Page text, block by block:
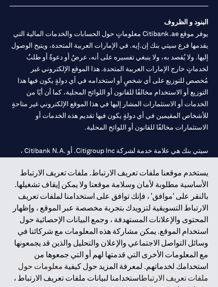
يستخدم موقعنا ملفات تعريف الارتباط. ملفات تعريف الارتباط
الأساسية مطلوبة لأمان وسلامة موقعنا ولا يمكن إيقاف تشغيلها.
بالنقر على 'موافق' ، فإنك توافق على استخدامنا لملفات تعريف
الارتباط التسويقية لتزويدك بتجربة مخصصة عبر الموقع ، وإظهار
المحتوى والإعلانات المستهدفة ، وجمع البيانات الإحصائية حول
استخدام الموقع. يمكن مشاركة هذه المعلومات مع شركائنا في
وسائل التواصل الاجتماعي والإعلان والتحليل والذين قد يجمعونها
مع المعلومات الأخرى التي قدمتها لهم أو التي جمعوها من
استخدامك لخدماتهم. لمعرفة المزيد حول كيفية معلومات حول
ملفات تعريف الارتباطاستخدامنا لبيانات ملفات تعريف الارتباط ،
البنود و الظروف
يوفر موقع Citibank.ae معلوماتٍ حول الحسابات والخدمات المالية التي
يقدمها فرع سيتي بنك إن.إيه. في الإمارات العربية المتحدة، ويتيح الوصول
إليها. ولا يُقصد به، ولا ينبغي تفسيره على أنه، عرضٌ أو دعوةٌ أو طلبٌ
لخدماتٍ خارج الإمارات العربية المتحدة. هذا الموقع الإلكتروني غير
مُخصص للتوزيع على أي شخصٍ أو استخدامه في أي دولةٍ يكون فيها هذا
التوزيع أو الاستخدام مخالفًا للقانون أو اللوائح المحلية، كما أن أيًا من
الخدمات أو الاستثمارات المشار إليها في هذا الموقع الإلكتروني غير متاحةٍ
للأشخاص المقيمين في أي دولةٍ يكون فيها تقديم هذه الخدمات أو
الاستثمارات مخالفًا للقانون أو اللوائح المحلية.
سيتي بنك هي علامة خدمة لشركة Citigroup Inc. أو .Citibank N.A ،
سيتي بنك إن. إيه. الإمارات مسجل لدى مصرف الإمارات المركزي تحت
أرقام التراخيص 202563 لفرع الوصل في دبي، 531989 لفرع مول
الإمارات في دبي، وCN-1002019لفرع أبوظبي. هاتف: 4000 311 04.
فرع سيتي بنك إن إيه - الإمارات العربية المتحدة مرخص من مصرف
الإمارات العربية المتحدة المركزي كفرع لبنك أجنبي.
سيتي بنك إن إيه الإمارات العربية المتحدة مرخص من هيئة الأوراق المالية
والسلع في الإمارات العربية المتحدة ("SCA") للقيام بالنشاط المالي لـ أ)
الاستشارات المالية والتعريف والترويج بموجب ترخيص رقم
20200000097 ب) وسيط تداول في الأسواق الدولية بموجب ترخيص